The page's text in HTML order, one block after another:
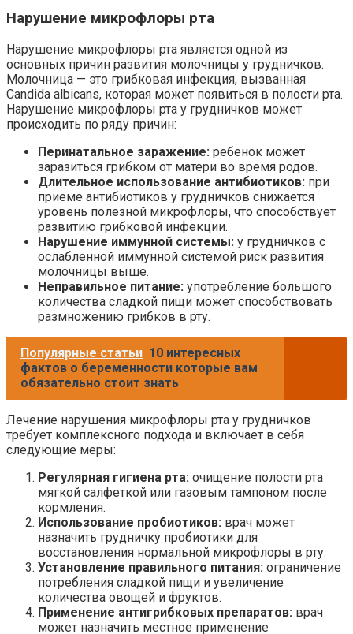
Нарушение микрофлоры рта
Нарушение микрофлоры рта является одной из
основных причин развития молочницы у грудничков.
Молочница — это грибковая инфекция, вызванная
Candida albicans, которая может появиться в полости рта.
Нарушение микрофлоры рта у грудничков может
происходить по ряду причин:
Перинатальное заражение: ребенок может
заразиться грибком от матери во время родов.
Длительное использование антибиотиков: при
приеме антибиотиков у грудничков снижается
уровень полезной микрофлоры, что способствует
развитию грибковой инфекции.
Нарушение иммунной системы: у грудничков с
ослабленной иммунной системой риск развития
молочницы выше.
Неправильное питание: употребление большого
количества сладкой пищи может способствовать
размножению грибков в рту.
Популярные статьи 10 интересных
фактов о беременности которые вам
обязательно стоит знать
Лечение нарушения микрофлоры рта у грудничков
требует комплексного подхода и включает в себя
следующие меры:
Регулярная гигиена рта: очищение полости рта
мягкой салфеткой или газовым тампоном после
кормления.
Использование пробиотиков: врач может
назначить грудничку пробиотики для
восстановления нормальной микрофлоры в рту.
Установление правильного питания: ограничение
потребления сладкой пищи и увеличение
количества овощей и фруктов.
Применение антигрибковых препаратов: врач
может назначить местное применение